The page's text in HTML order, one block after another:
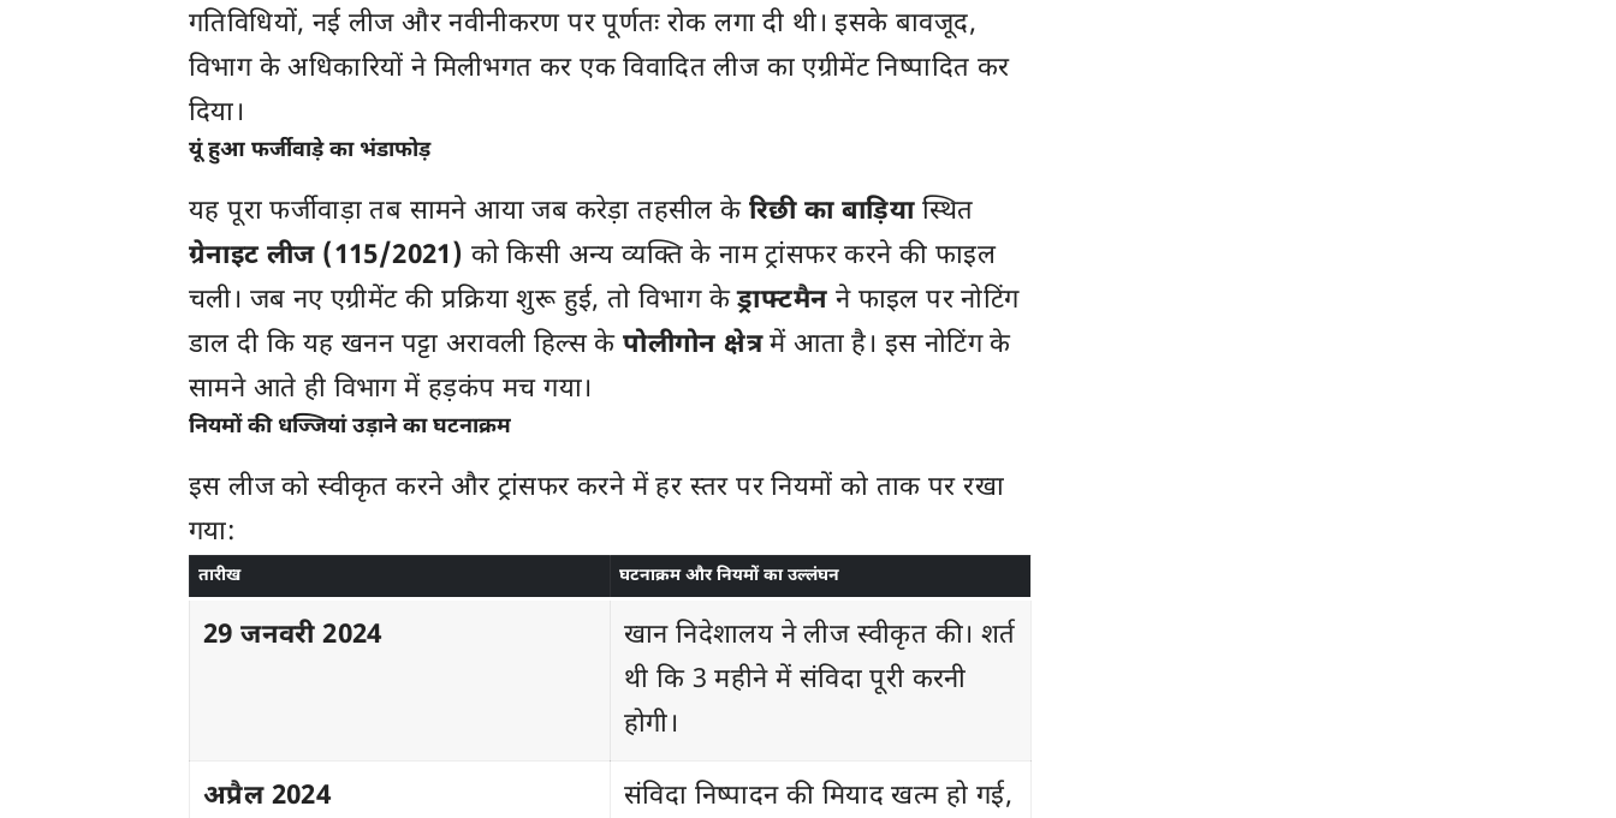
गतिविधियों, नई लीज और नवीनीकरण पर पूर्णतः रोक लगा दी थी। इसके बावजूद,
विभाग के अधिकारियों ने मिलीभगत कर एक विवादित लीज का एग्रीमेंट निष्पादित कर
दिया।
यूं हुआ फर्जीवाड़े का भंडाफोड़
यह पूरा फर्जीवाड़ा तब सामने आया जब करेड़ा तहसील के रिछी का बाड़ियास्थित
ग्रेनाइट लीज (115/2021) को किसी अन्य व्यक्ति के नाम ट्रांसफर करने की फाइल
चली। जब नए एग्रीमेंट की प्रक्रिया शुरू हुई, तो विभाग केड्राफ्टमैन ने फाइल पर नोटिंग
डाल दी कि यह खनन पट्टा अरावली हिल्स केपोलीगोन क्षेत्रमें आता है। इस नोटिंग के
सामने आते ही विभाग में हड़कंप मच गया।
नियमों की धज्जियां उड़ाने का घटनाक्रम
इस लीज को स्वीकृत करने और ट्रांसफर करने में हर स्तर पर नियमों को ताक पर रखा
गया:
तारीख घटनाक्रम और नियमों का उल्लंघन
29 जनवरी 2024
खान निदेशालय ने लीज स्वीकृत की। शर्त
थी कि 3 महीने में संविदा पूरी करनी
होगी।
अप्रैल 2024
संविदा निष्पादन की मियाद खत्म हो गई,